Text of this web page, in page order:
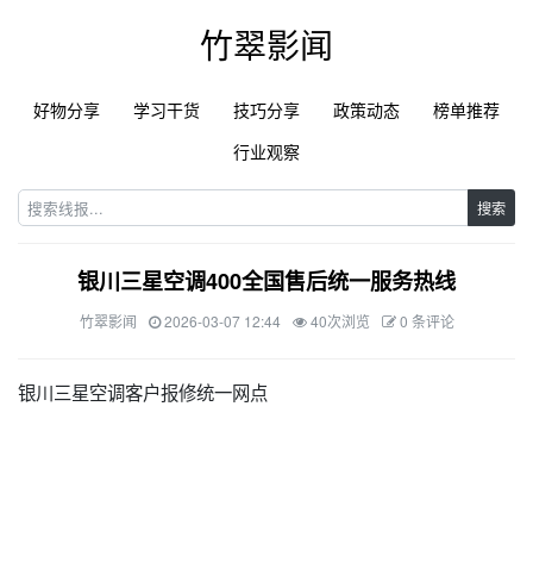
竹翠影闻
好物分享 学习干货 技巧分享 政策动态
榜单推荐
行业观察
搜索
银川三星空调400全国售后统一服务热线
竹翠影闻 2026-03-07 12:44 40次浏览 0 条评论
银川三星空调客户报修统一网点